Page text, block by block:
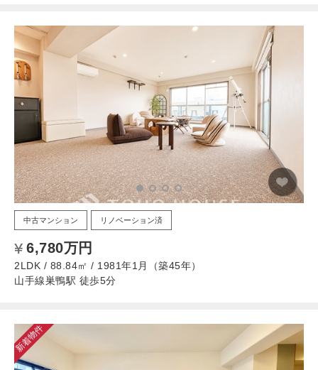
中古マンション リノベーション済
6,780万円
2LDK / 88.84㎡ / 1981年1月（築45年）
山手線巣鴨駅 徒歩5分
新着物件